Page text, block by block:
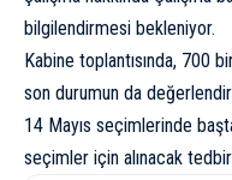
bilgilendirmesi bekleniyor.
Kabine toplantısında, 700
son durumun da
14 Mayıs seçimlerinde
seçimler için alınacak